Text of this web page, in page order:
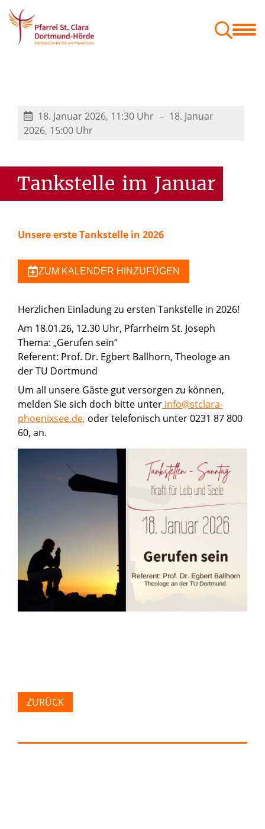
18. Januar 2026, 11:30 Uhr
18. Januar
2026, 15:00 Uhr
Tankstelle im Januar
Unsere erste Tankstelle in 2026
ZUM KALENDER HINZUFÜGEN
Herzlichen Einladung zu ersten Tankstelle in 2026!
Am 18.01.26, 12.30 Uhr, Pfarrheim St. Joseph
Thema: „Gerufen sein“
Referent: Prof. Dr. Egbert Ballhorn, Theologe an
der TU Dortmund
Um all unsere Gäste gut versorgen zu können,
melden Sie sich doch bitte unter info@stclara-
phoenixsee.de, oder telefonisch unter 0231 87 800
60, an.
ZURÜCK